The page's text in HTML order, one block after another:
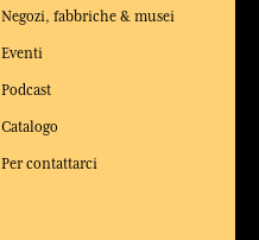
Negozi, fabbriche & musei
Eventi
Podcast
Catalogo
Per contattarci